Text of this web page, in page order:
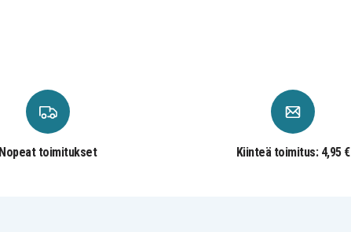
Nopeat toimitukset Kiinteä toimitus: 4,95 €